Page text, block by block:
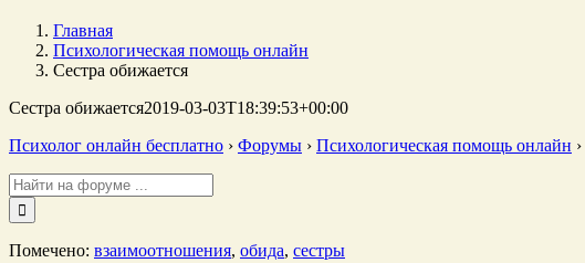
Главная
Психологическая помощь онлайн
Сестра обижается
Сестра обижается2019-03-03T18:39:53+00:00
Психолог онлайн бесплатно › Форумы › Психологическая помощь онлайн ›
Поиск:
Помечено: взаимоотношения, обида, сестры